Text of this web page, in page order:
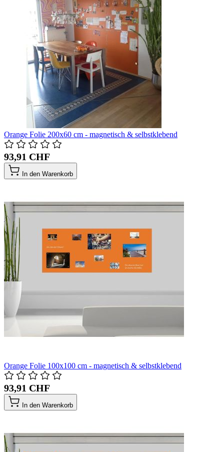
Orange Folie 200x60 cm - magnetisch & selbstklebend
93,91 CHF
In den Warenkorb
Orange Folie 100x100 cm - magnetisch & selbstklebend
93,91 CHF
In den Warenkorb